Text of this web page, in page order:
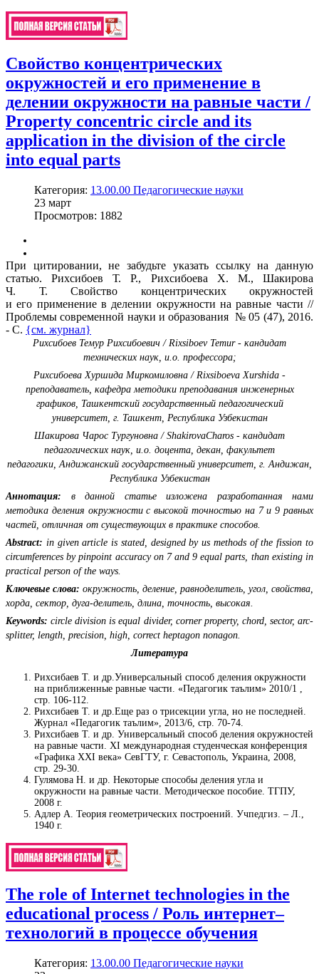
Свойство концентрических
окружностей и его применение в
делении окружности на равные части /
Property concentric circle and its
application in the division of the circle
into equal parts
Категория: 13.00.00 Педагогические науки
23 март
Просмотров: 1882
При цитировании, не забудьте указать ссылку на данную
статью. Рихсибоев Т. Р., Рихсибоева Х. М., Шакирова
Ч. Т. Свойство концентрических окружностей
и его применение в делении окружности на равные части //
Проблемы современной науки и образования № 05 (47), 2016.
- С. {см. журнал}
Рихсибоев Темур Рихсибоевич / Rixsiboev Temur - кандидат
технических наук, и.о. профессора;
Рихсибоева Хуршида Миркомиловна / Rixsiboeva Xurshida -
преподаватель, кафедра методики преподавания инженерных
графиков, Ташкентский государственный педагогический
университет, г. Ташкент, Республика Узбекистан
Шакирова Чарос Тургуновна / ShakirovaCharos - кандидат
педагогических наук, и.о. доцента, декан, факультет
педагогики, Андижанский государственный университет, г. Андижан,
Республика Узбекистан
Аннотация: в данной статье изложена разработанная нами
методика деления окружности с высокой точностью на 7 и 9 равных
частей, отличная от существующих в практике способов.
Abstract: in given article is stated, designed by us methods of the fission to
circumferences by pinpoint accuracy on 7 and 9 equal parts, than existing in
practical person of the ways.
Ключевые слова: окружность, деление, равноделитель, угол, свойства,
хорда, сектор, дуга-делитель, длина, точность, высокая.
Keywords:circle division is equal divider, corner property, chord, sector, arc-
splitter, length, precision, high, correct heptagon nonagon.
Литература
Рихсибаев Т. и др.Универсальный способ деления окружности
на приближенные равные части. «Педагогик таълим» 2010/1 ,
стр. 106-112.
Рихсибаев Т. и др.Еще раз о трисекции угла, но не последней.
Журнал «Педагогик таълим», 2013/6, стр. 70-74.
Рихсибаев Т. и др. Универсальный способ деления окружностей
на равные части. XI международная студенческая конференция
«Графика XXI века» СевГТУ, г. Севастополь, Украина, 2008,
стр. 29-30.
Гулямова Н. и др. Некоторые способы деления угла и
окружности на равные части. Методическое пособие. ТГПУ,
2008 г.
Адлер А. Теория геометрических построений. Учпедгиз. – Л.,
1940 г.
The role of Internet technologies in the
educational process / Роль интернет–
технологий в процессе обучения
Категория: 13.00.00 Педагогические науки